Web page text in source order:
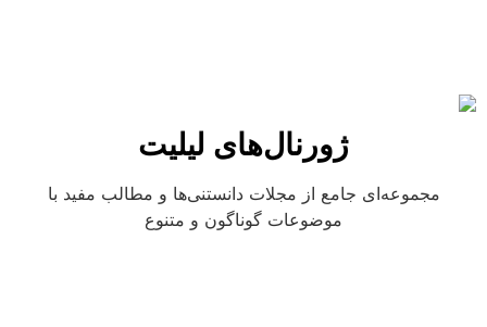
ژورنال‌های لیلیت
مجموعه‌ای جامع از مجلات دانستنی‌ها و مطالب مفید با
موضوعات گوناگون و متنوع